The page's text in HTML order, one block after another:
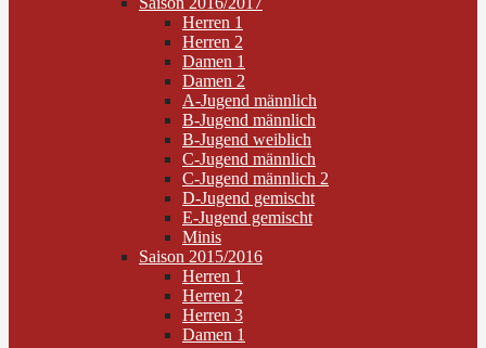
Herren 1
Herren 2
Damen 1
Damen 2
A-Jugend männlich
B-Jugend männlich
B-Jugend weiblich
C-Jugend männlich
C-Jugend männlich 2
D-Jugend gemischt
E-Jugend gemischt
Minis
Saison 2015/2016
Herren 1
Herren 2
Herren 3
Damen 1